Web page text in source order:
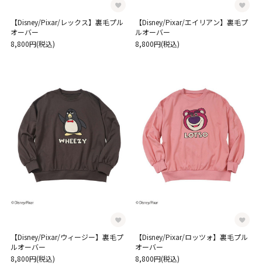
【Disney/Pixar/レックス】裏毛プル
オーバー
8,800円(税込)
【Disney/Pixar/エイリアン】裏毛プ
ルオーバー
8,800円(税込)
【Disney/Pixar/ウィージー】裏毛プ
ルオーバー
8,800円(税込)
【Disney/Pixar/ロッツォ】裏毛プル
オーバー
8,800円(税込)